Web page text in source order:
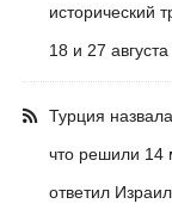
исторический
18 и 27
Турция
что решили 14
ответил